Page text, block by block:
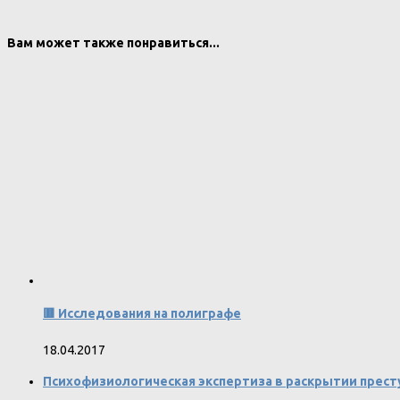
Вам может также понравиться...
🟥 Исследования на полиграфе
18.04.2017
Психофизиологическая экспертиза в раскрытии